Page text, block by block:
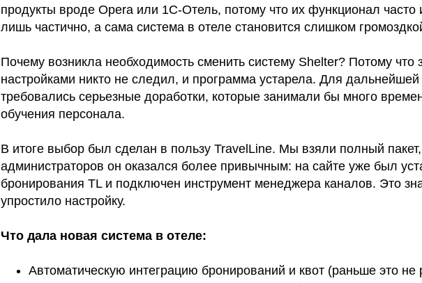
продукты вроде Opera или 1С-Отель, потому что их функционал часто
лишь частично, а сама система в отеле становится слишком
Почему возникла необходимость сменить систему Shelter? Потому что
настройками никто не следил, и программа устарела. Для
требовались серьезные доработки, которые занимали бы много
обучения персонала.
В итоге выбор был сделан в пользу TravelLine. Мы взяли полный пакет,
администраторов он оказался более привычным: на сайте уже был
бронирования TL и подключен инструмент менеджера каналов. Это
упростило настройку.
Что дала новая система в отеле:
Автоматическую интеграцию бронирований и квот (раньше это не